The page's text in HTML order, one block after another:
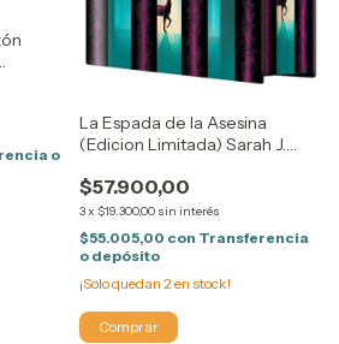
o
La Espada de la Asesina
(Edicion Limitada) Sarah J.
$57.900,00
3x $19.300,00 sin interés
$55.005,00 con Transferencia
o depósito
¡Solo quedan 2en stock!